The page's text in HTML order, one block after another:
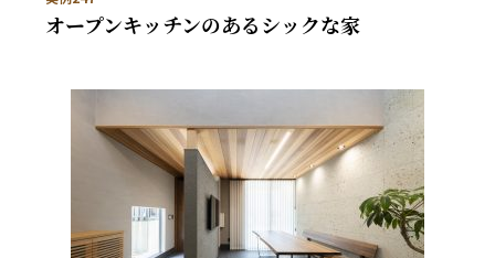
オープンキッチンのあるシックな家